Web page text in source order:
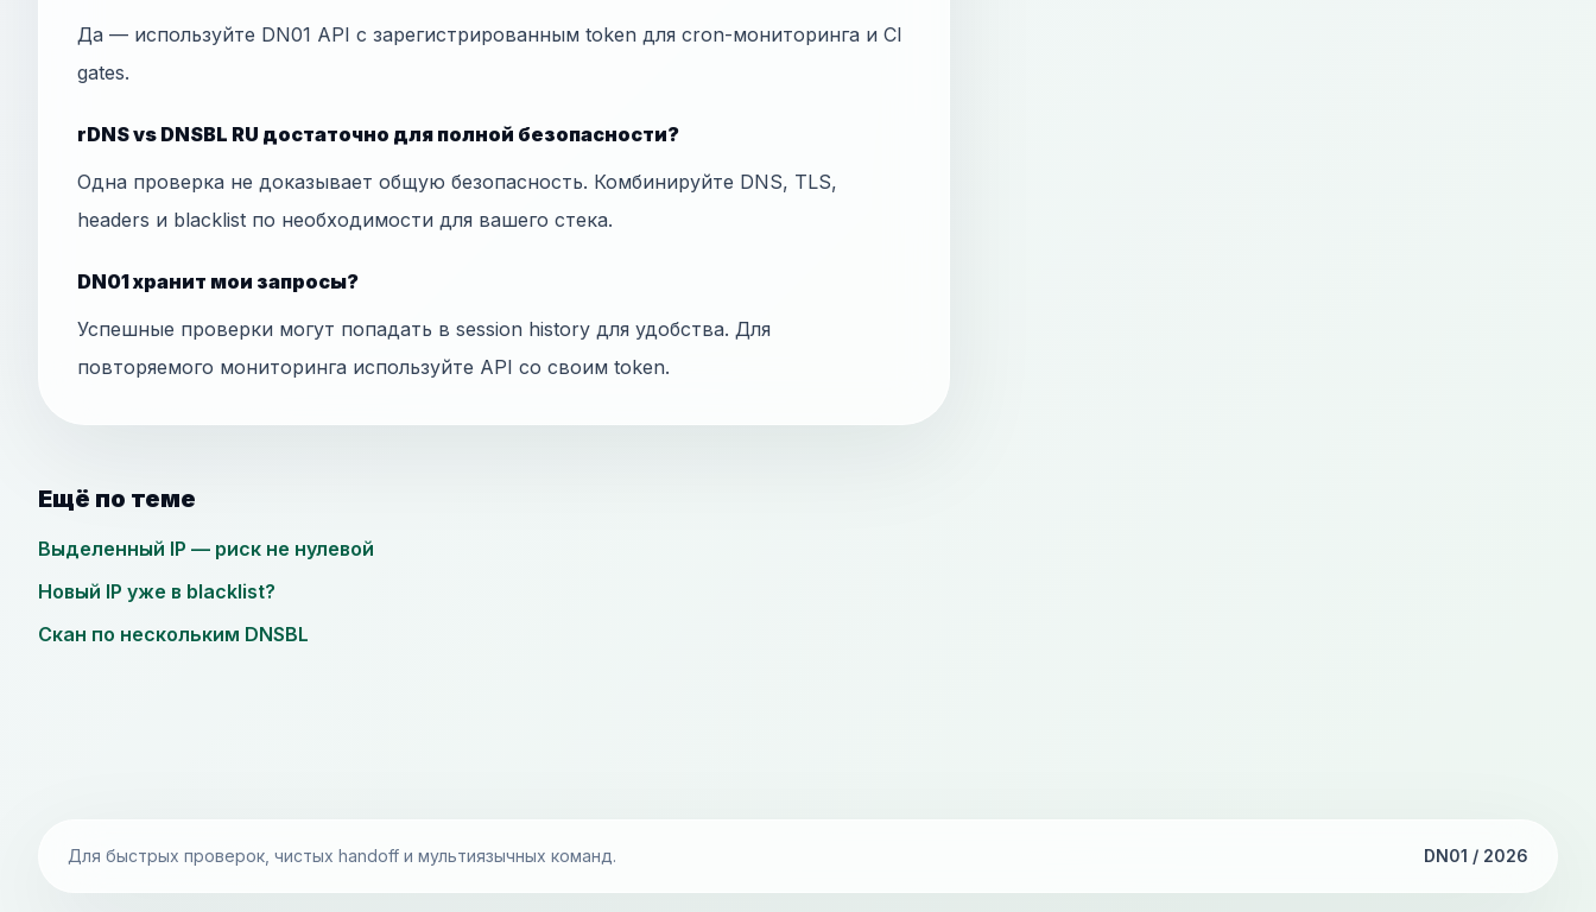
Да — используйте DN01 API с зарегистрированным token для cron-мониторинга и CI
gates.
rDNS vs DNSBL RU достаточно для полной безопасности?
Одна проверка не доказывает общую безопасность. Комбинируйте DNS, TLS,
headers и blacklist по необходимости для вашего стека.
DN01 хранит мои запросы?
Успешные проверки могут попадать в session history для удобства. Для
повторяемого мониторинга используйте API со своим token.
Ещё по теме
Выделенный IP — риск не нулевой
Новый IP уже в blacklist?
Скан по нескольким DNSBL
Для быстрых проверок, чистых handoff и мультиязычных команд. DN01 / 2026